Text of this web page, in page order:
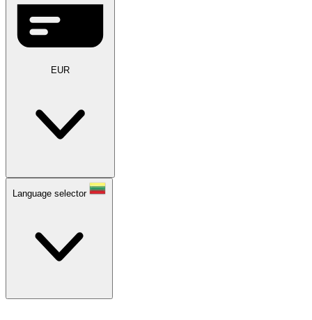
EUR
Language selector